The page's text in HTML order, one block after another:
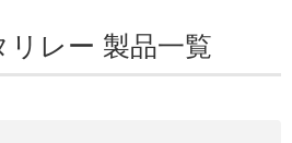
レー 製品一覧